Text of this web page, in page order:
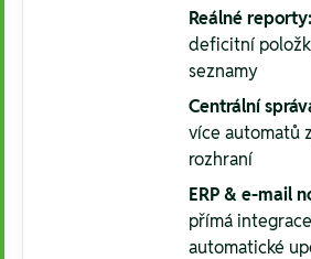
Reálné reporty:
deficitní
seznamy
Centrální
více automatů
rozhraní
ERP & e-mail
přímá
automatické